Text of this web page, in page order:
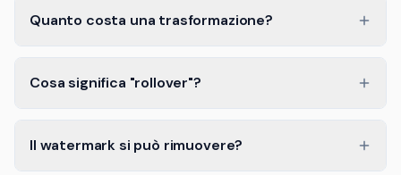
Quanto costa una trasformazione?
Cosa significa "rollover"?
Il watermark si può rimuovere?